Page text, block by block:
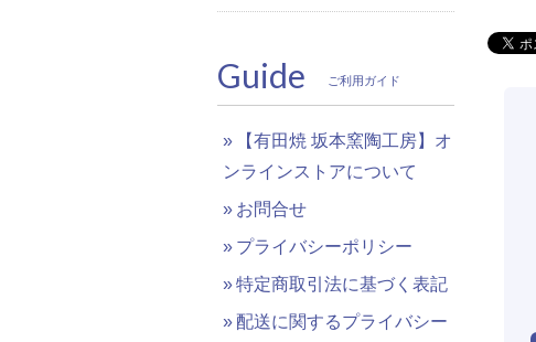
Guide ご利用ガイド
【有田焼 坂本窯陶工房】オ
ンラインストアについて
お問合せ
プライバシーポリシー
特定商取引法に基づく表記
配送に関するプライバシー